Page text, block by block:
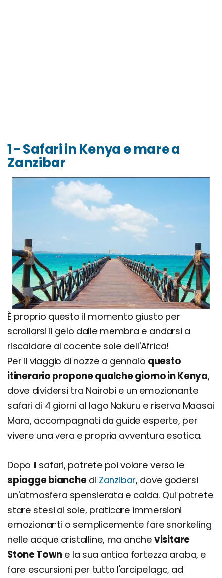
1 - Safari in Kenya e mare a
Zanzibar
È proprio questo il momento giusto per
scrollarsi il gelo dalle membra e andarsi a
riscaldare al cocente sole dell'Africa!
Per il viaggio di nozze a gennaio questo
itinerario propone qualche giorno in Kenya,
dove dividersi tra Nairobi e un emozionante
safari di 4 giorni al lago Nakuru e riserva Maasai
Mara, accompagnati da guide esperte, per
vivere una vera e propria avventura esotica.
Dopo il safari, potrete poi volare verso le
spiagge bianchedi Zanzibar, dove godersi
un'atmosfera spensierata e calda. Qui potrete
stare stesi al sole, praticare immersioni
emozionanti o semplicemente fare snorkeling
nelle acque cristalline, ma anche visitare
Stone Towne la sua antica fortezza araba, e
fare escursioni per tutto l'arcipelago, ad